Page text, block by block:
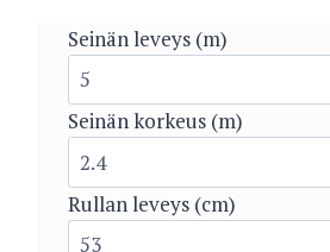
Seinän leveys (m)
Seinän korkeus (m)
Rullan leveys (cm)